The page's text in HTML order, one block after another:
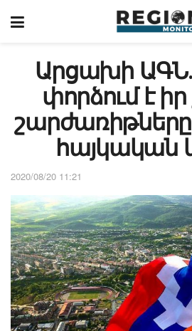
Արցախի
փորձում է իր
հայկական
2020/08/20 11:21